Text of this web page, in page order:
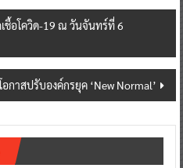
ชื้อโควิด-19 ณ วันจันทร์ที่ 6
กาสปรับองค์กรยุค ‘New Normal’